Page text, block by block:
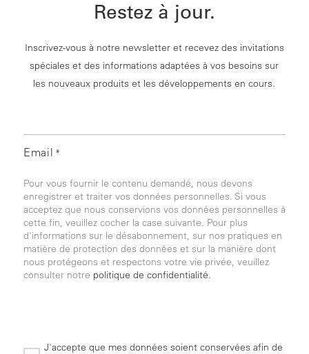
Restez à jour.
Inscrivez-vous à notre newsletter et recevez des invitations
spéciales et des informations adaptées à vos besoins sur
les nouveaux produits et les développements en cours.
Email *
Pour vous fournir le contenu demandé, nous devons
enregistrer et traiter vos données personnelles. Si vous
acceptez que nous conservions vos données personnelles à
cette fin, veuillez cocher la case suivante. Pour plus
d'informations sur le désabonnement, sur nos pratiques en
matière de protection des données et sur la manière dont
nous protégeons et respectons votre vie privée, veuillez
consulter notre politique de confidentialité.
J'accepte que mes données soient conservées afin de